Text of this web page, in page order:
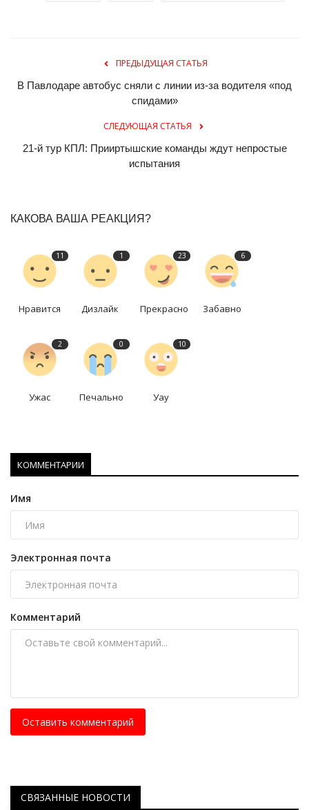
ПРЕДЫДУЩАЯ СТАТЬЯ
В Павлодаре автобус сняли с линии из-за водителя «под
спидами»
СЛЕДУЮЩАЯ СТАТЬЯ
21-й тур КПЛ: Прииртышские команды ждут непростые
испытания
КАКОВА ВАША РЕАКЦИЯ?
11
Нравится
1
Дизлайк
23
Прекрасно
6
Забавно
2
Ужас
0
Печально
10
Уау
КОММЕНТАРИИ
Имя
Электронная почта
Комментарий
Оставить комментарий
СВЯЗАННЫЕ НОВОСТИ